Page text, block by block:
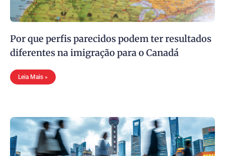
Por que perfis parecidos podem ter resultados
diferentes na imigração para o Canadá
Leia Mais »